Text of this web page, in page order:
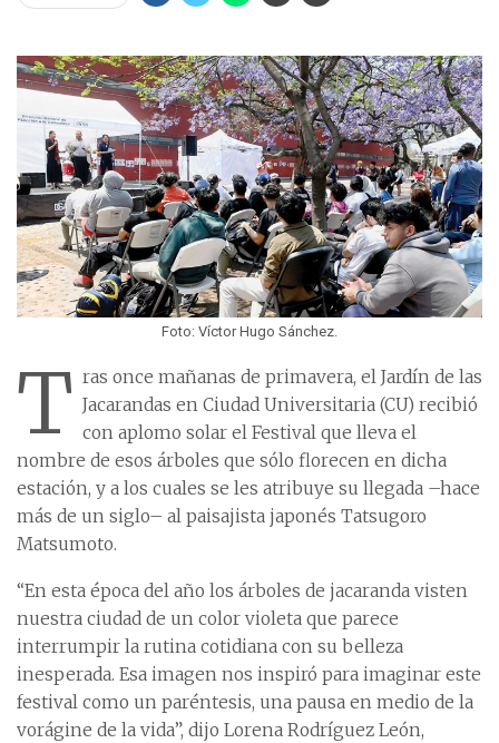
Foto: Víctor Hugo Sánchez.
T ras once mañanas de primavera, el Jardín de las
Jacarandas en Ciudad Universitaria (CU) recibió
con aplomo solar el Festival que lleva el
nombre de esos árboles que sólo florecen en dicha
estación, y a los cuales se les atribuye su llegada –hace
más de un siglo– al paisajista japonés Tatsugoro
Matsumoto.
“En esta época del año los árboles de jacaranda visten
nuestra ciudad de un color violeta que parece
interrumpir la rutina cotidiana con su belleza
inesperada. Esa imagen nos inspiró para imaginar este
festival como un paréntesis, una pausa en medio de la
vorágine de la vida”, dijo Lorena Rodríguez León,